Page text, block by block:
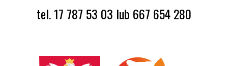
tel. 17 787 53 03 lub 667 654 280